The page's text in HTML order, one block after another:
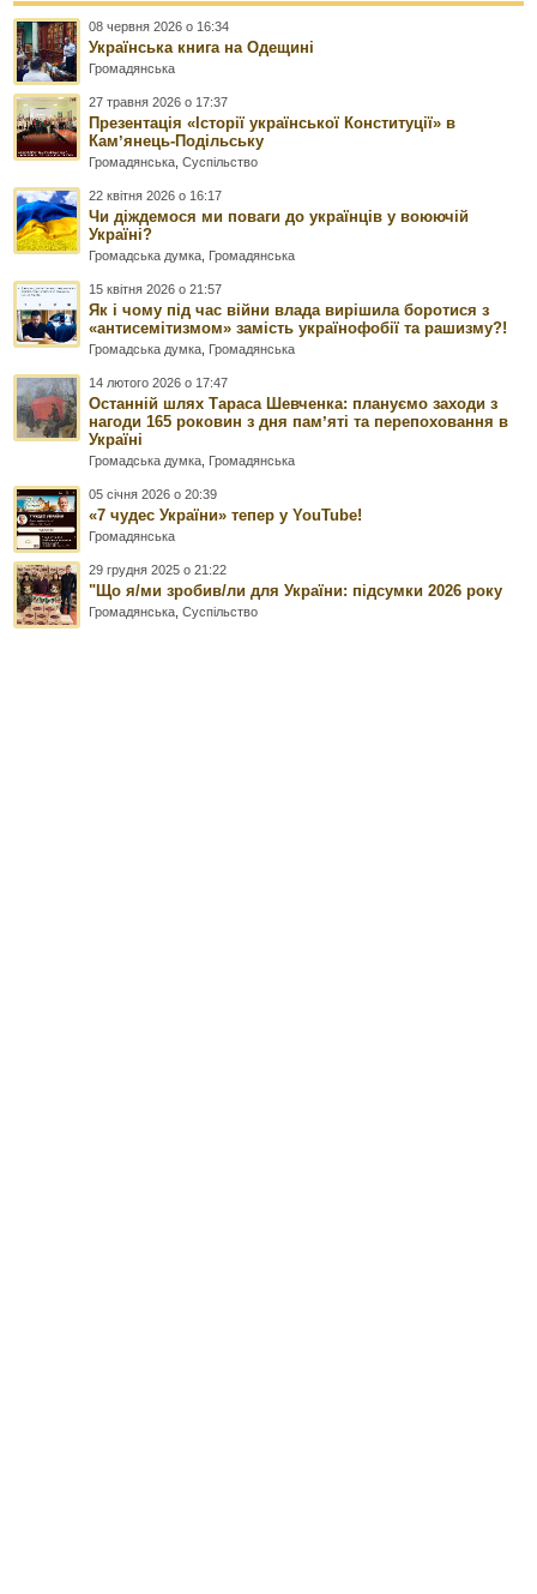
08 червня 2026 о 16:34
Українська книга на Одещині
Громадянська
27 травня 2026 о 17:37
Презентація «Історії української Конституції» в
Камʼянець-Подільську
Громадянська ,Суспільство
22 квітня 2026 о 16:17
Чи діждемося ми поваги до українців у воюючій
Україні?
Громадська думка Громадянська
15 квітня 2026 о 21:57
Як і чому під час війни влада вирішила боротися з
«антисемітизмом» замість українофобії та рашизму?!
Громадська думка Громадянська
14 лютого 2026 о 17:47
Останній шлях Тараса Шевченка: плануємо заходи з
нагоди 165 роковин з дня памʼяті та перепоховання в
Україні
Громадська думка Громадянська
05 січня 2026 о 20:39
«7 чудес України» тепер у YouTube!
Громадянська
29 грудня 2025 о 21:22
"Що я/ми зробив/ли для України: підсумки 2026 року
Громадянська ,Суспільство